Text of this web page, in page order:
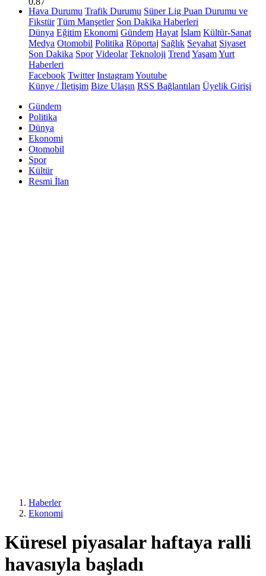
Hava Durumu Trafik Durumu Süper Lig Puan Durumu ve
Fikstür Tüm Manşetler Son Dakika Haberleri
Dünya Eğitim Ekonomi Gündem Hayat İslam Kültür-Sanat
Medya Otomobil Politika Röportaj Sağlık Seyahat Siyaset
Son Dakika Spor Videolar Teknoloji Trend YaşamYurt
Haberleri
Facebook Twitter InstagramYoutube
Künye / İletişim Bize Ulaşın RSS Bağlantıları Üyelik Girişi
Gündem
Politika
Dünya
Ekonomi
Otomobil
Spor
Kültür
Resmi İlan
Haberler
Ekonomi
Küresel piyasalar haftaya ralli
havasıyla başladı